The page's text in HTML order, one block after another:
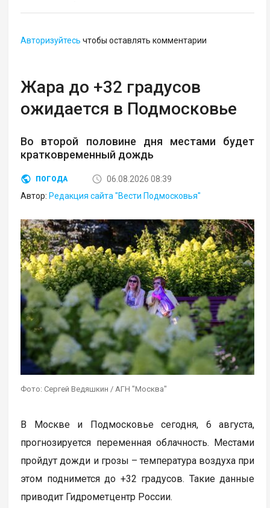
Авторизуйтесь чтобы оставлять комментарии
Жара до +32 градусов
ожидается в Подмосковье
Во второй половине дня местами будет
кратковременный дождь
ПОГОДА
06.08.2026 08:39
Автор: Редакция сайта "Вести Подмосковья"
Фото: Сергей Ведяшкин / АГН "Москва"
В Москве и Подмосковье сегодня, 6 августа,
прогнозируется переменная облачность. Местами
пройдут дожди и грозы – температура воздуха при
этом поднимется до +32 градусов. Такие данные
приводит Гидрометцентр России.